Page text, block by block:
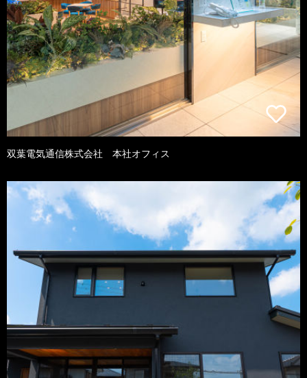
双葉電気通信株式会社 本社オフィス